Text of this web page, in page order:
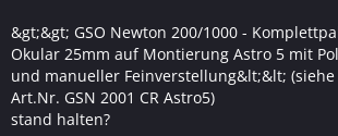
&gt;&gt; GSO Newton 200/1000 -
Okular 25mm auf Montierung Astro 5 mit
und manueller Feinverstellung&lt;&lt;
Art.Nr. GSN 2001 CR Astro5)
stand halten?